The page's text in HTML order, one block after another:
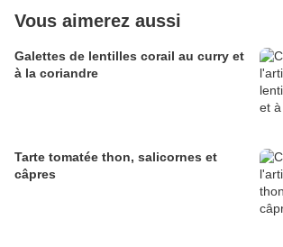
Vous aimerez aussi
Galettes de lentilles corail au curry et
à la coriandre
Tarte tomatée thon, salicornes et
câpres